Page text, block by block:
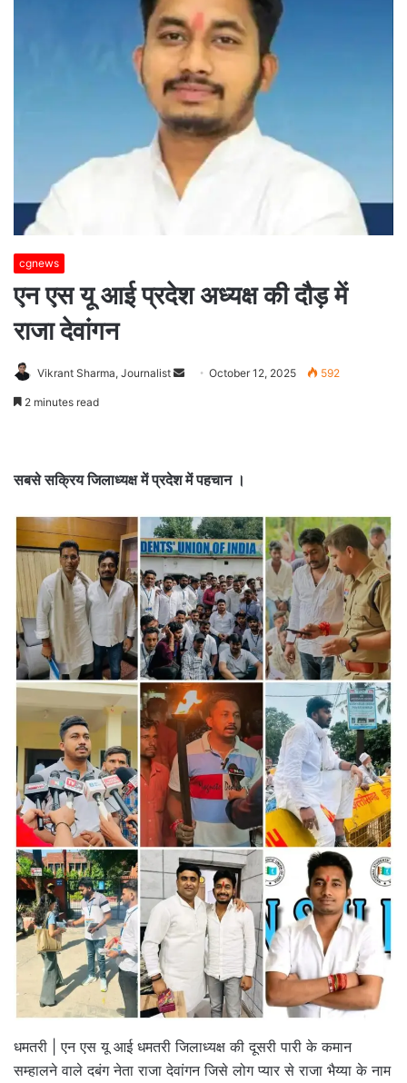
cgnews
एन एस यू आई प्रदेश अध्यक्ष की दौड़ में
राजा देवांगन
Vikrant Sharma, Journalist
SendOctober 12, 2025 592
2 minutes read
सबसे सक्रिय जिलाध्यक्ष में प्रदेश में पहचान ।
धमतरी | एन एस यू आई धमतरी जिलाध्यक्ष की दूसरी पारी के कमान
सम्हालने वाले दबंग नेता राजा देवांगन जिसे लोग प्यार से राजा भैय्या के नाम